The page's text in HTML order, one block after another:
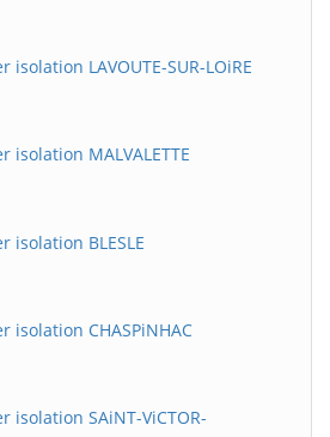
LAVOUTE-SUR-LOiRE
isolation MALVALETTE
isolation BLESLE
isolation CHASPiNHAC
isolation SAiNT-ViCTOR-